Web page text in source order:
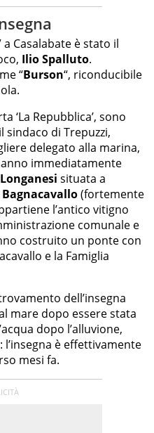
a Casalabate è stato il
Ilio Spalluto.
“Burson“, riconducibile
‘La Repubblica’, sono
di Trepuzzi,
delegato alla marina,
immediatamente
Longanesi situata a
Bagnacavallo(fortemente
l’antico vitigno
comunale e
costruito un ponte con
e la Famiglia
dell’insegna
mare dopo essere stata
dopo l’alluvione,
è effettivamente
mesi fa.